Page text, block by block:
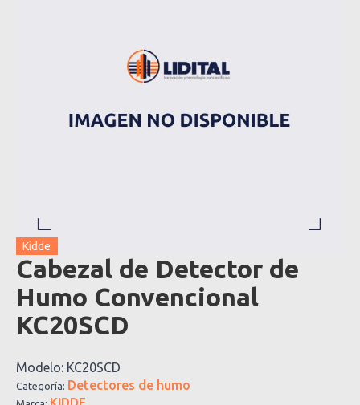
Kidde
Cabezal de Detector de
Humo Convencional
KC20SCD
Modelo: KC20SCD
Categoría: Detectores de humo